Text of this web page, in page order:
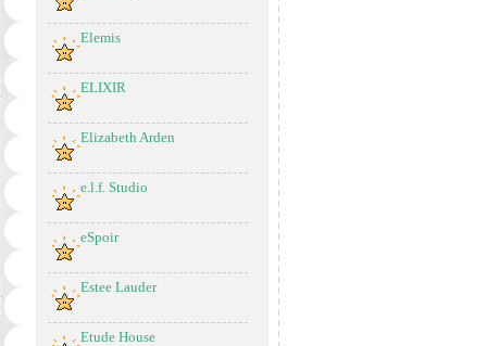
Elemis
ELIXIR
Elizabeth Arden
e.l.f. Studio
eSpoir
Estee Lauder
Etude House